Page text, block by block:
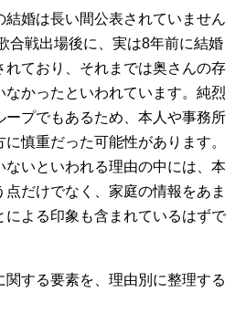
結婚は長い間公表されていません
合戦出場後に、実は8年前に結婚
れており、それまでは奥さんの存
かったといわれています。純烈
ープでもあるため、本人や事務所
慎重だった可能性があります。
ないといわれる理由の中には、本
だけでなく、家庭の情報をあま
による印象も含まれているはずで
する要素を、理由別に整理する